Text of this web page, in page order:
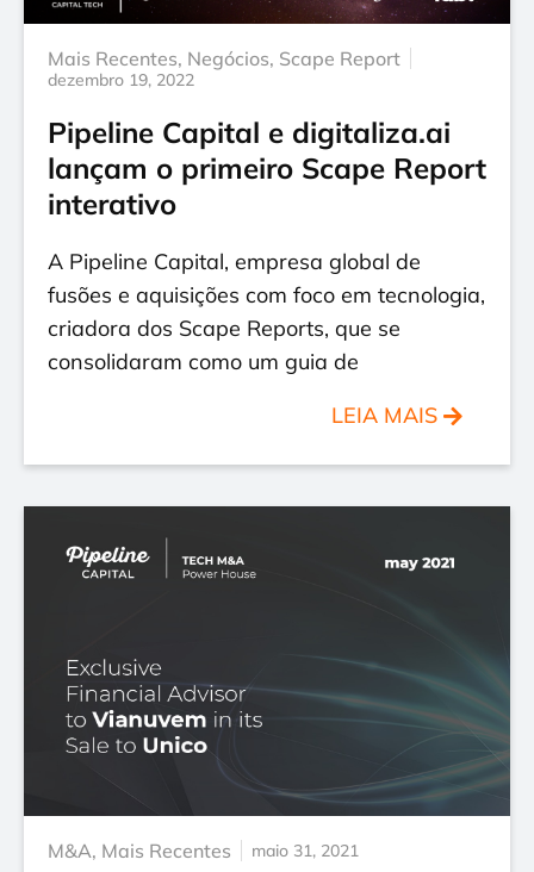
Mais Recentes, Negócios, Scape Report
dezembro 19, 2022
Pipeline Capital e digitaliza.ai
lançam o primeiro Scape Report
interativo
A Pipeline Capital, empresa global de
fusões e aquisições com foco em tecnologia,
criadora dos Scape Reports, que se
consolidaram como um guia de
LEIA MAIS
M&A, Mais Recentes maio 31, 2021